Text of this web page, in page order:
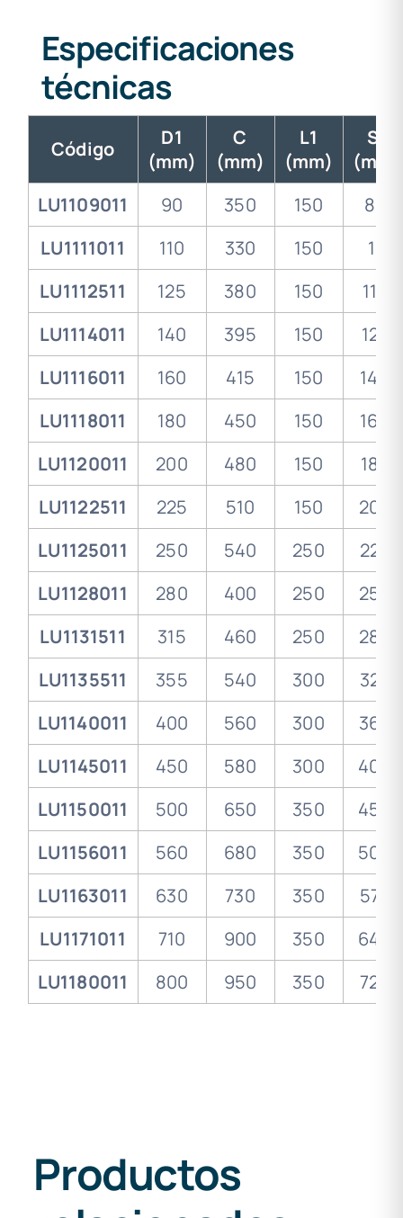
Especificaciones
técnicas
Código
D1
(mm)
C
(mm)
L1
(mm)
S1
(mm)
LU1109011
90 350 150
8.2
LU1111011
110 330 150
10
LU1112511
125 380 150
11.4
LU1114011
140 395 150
12.7
LU1116011
160 415 150
14.6
LU1118011
180 450 150
16.4
LU1120011
200 480 150
18.2
LU1122511
225 510 150
20.5
LU1125011
250 540 250
22.7
LU1128011
280 400 250
25.4
LU1131511
315 460 250
28.6
LU1135511
355 540 300
32.2
LU1140011
400 560 300
36.3
LU1145011
450 580 300
40.9
LU1150011
500 650 350
45.4
LU1156011
560 680 350
50.8
LU1163011
630 730 350
57.2
LU1171011
710 900 350
64.5
LU1180011
800 950 350 72.6
Productos